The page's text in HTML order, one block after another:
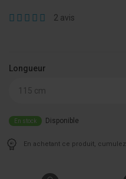
2 avis
Longueur
115 cm
En stock Disponible
En achetant ce produit, cumulez